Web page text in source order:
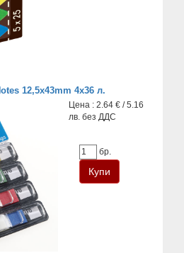
12,5x43mm 4x36 л.
Цена : 2.64 € / 5.16
лв. без ДДС
бр.